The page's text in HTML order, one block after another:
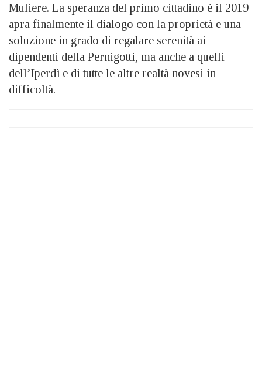
Muliere. La speranza del primo cittadino è il 2019
apra finalmente il dialogo con la proprietà e una
soluzione in grado di regalare serenità ai
dipendenti della Pernigotti, ma anche a quelli
dell’Iperdì e di tutte le altre realtà novesi in
difficoltà.